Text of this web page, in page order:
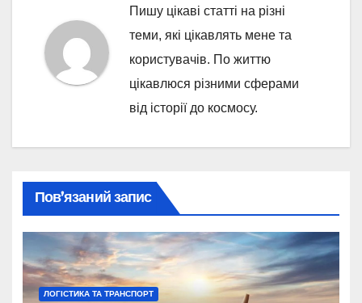
Пишу цікаві статті на різні
теми, які цікавлять мене та
користувачів. По життю
цікавлюся різними сферами
від історії до космосу.
Пов’язаний запис
ЛОГІСТИКА ТА ТРАНСПОРТ